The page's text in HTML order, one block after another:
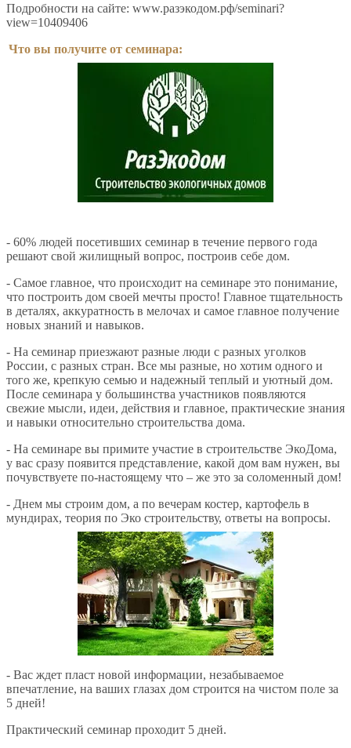
Подробности на сайте: www.разэкодом.рф/seminari?
view=10409406
Что вы получите от семинара:
- 60% людей посетивших семинар в течение первого года
решают свой жилищный вопрос, построив себе дом.
- Самое главное, что происходит на семинаре это понимание,
что построить дом своей мечты просто! Главное тщательность
в деталях, аккуратность в мелочах и самое главное получение
новых знаний и навыков.
- На семинар приезжают разные люди с разных уголков
России, с разных стран. Все мы разные, но хотим одного и
того же, крепкую семью и надежный теплый и уютный дом.
После семинара у большинства участников появляются
свежие мысли, идеи, действия и главное, практические знания
и навыки относительно строительства дома.
- На семинаре вы примите участие в строительстве ЭкоДома,
у вас сразу появится представление, какой дом вам нужен, вы
почувствуете по-настоящему что – же это за соломенный дом!
- Днем мы строим дом, а по вечерам костер, картофель в
мундирах, теория по Эко строительству, ответы на вопросы.
- Вас ждет пласт новой информации, незабываемое
впечатление, на ваших глазах дом строится на чистом поле за
5 дней!
Практический семинар проходит 5 дней.